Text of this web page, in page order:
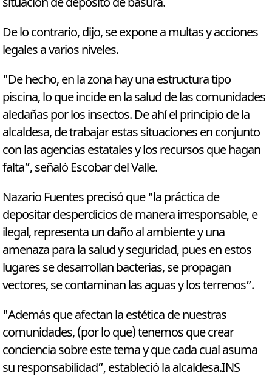
De lo contrario, dijo, se expone a multas y acciones
legales a varios niveles.
"De hecho, en la zona hay una estructura tipo
piscina, lo que incide en la salud de las comunidades
aledañas por los insectos. De ahí el principio de la
alcaldesa, de trabajar estas situaciones en conjunto
con las agencias estatales y los recursos que hagan
falta”, señaló Escobar del Valle.
Nazario Fuentes precisó que "la práctica de
depositar desperdicios de manera irresponsable, e
ilegal, representa un daño al ambiente y una
amenaza para la salud y seguridad, pues en estos
lugares se desarrollan bacterias, se propagan
vectores, se contaminan las aguas y los terrenos”.
"Además que afectan la estética de nuestras
comunidades, (por lo que) tenemos que crear
conciencia sobre este tema y que cada cual asuma
su responsabilidad”, estableció la alcaldesa.INS